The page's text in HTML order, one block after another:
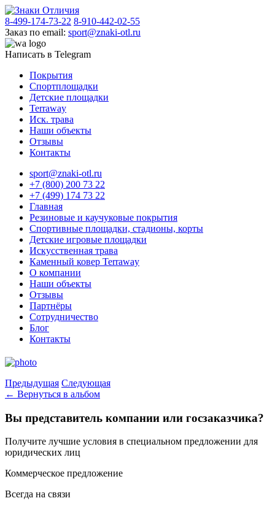
8-499-174-73-22 8-910-442-02-55
Заказ по email: sport@znaki-otl.ru
Написать в Telegram
Покрытия
Спортплощадки
Детские площадки
Terraway
Иск. трава
Наши объекты
Отзывы
Контакты
sport@znaki-otl.ru
+7 (800) 200 73 22
+7 (499) 174 73 22
Главная
Резиновые и каучуковые покрытия
Спортивные площадки, стадионы, корты
Детские игровые площадки
Искусственная трава
Каменный ковер Terraway
О компании
Наши объекты
Отзывы
Партнёры
Сотрудничество
Блог
Контакты
Предыдущая Следующая
← Вернуться в альбом
Вы представитель компании или госзаказчика?
Получите лучшие условия в специальном предложении для
юридических лиц
Коммерческое предложение
Всегда на связи